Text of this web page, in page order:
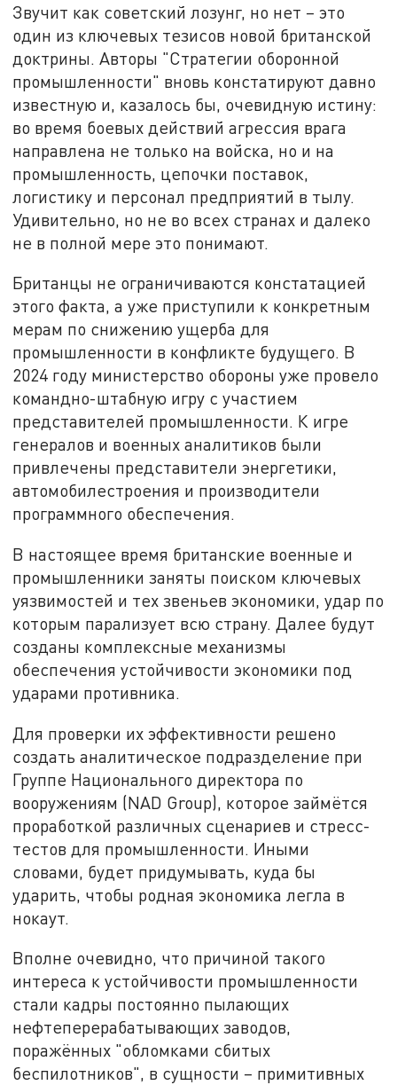
Звучит как советский лозунг, но нет – это
один из ключевых тезисов новой британской
доктрины. Авторы "Стратегии оборонной
промышленности" вновь констатируют давно
известную и, казалось бы, очевидную истину:
во время боевых действий агрессия врага
направлена не только на войска, но и на
промышленность, цепочки поставок,
логистику и персонал предприятий в тылу.
Удивительно, но не во всех странах и далеко
не в полной мере это понимают.
Британцы не ограничиваются констатацией
этого факта, а уже приступили к конкретным
мерам по снижению ущерба для
промышленности в конфликте будущего. В
2024 году министерство обороны уже провело
командно-штабную игру с участием
представителей промышленности. К игре
генералов и военных аналитиков были
привлечены представители энергетики,
автомобилестроения и производители
программного обеспечения.
В настоящее время британские военные и
промышленники заняты поиском ключевых
уязвимостей и тех звеньев экономики, удар по
которым парализует всю страну. Далее будут
созданы комплексные механизмы
обеспечения устойчивости экономики под
ударами противника.
Для проверки их эффективности решено
создать аналитическое подразделение при
Группе Национального директора по
вооружениям (NAD Group), которое займётся
проработкой различных сценариев и стресс-
тестов для промышленности. Иными
словами, будет придумывать, куда бы
ударить, чтобы родная экономика легла в
нокаут.
Вполне очевидно, что причиной такого
интереса к устойчивости промышленности
стали кадры постоянно пылающих
нефтеперерабатывающих заводов,
поражённых "обломками сбитых
беспилотников", в сущности – примитивных